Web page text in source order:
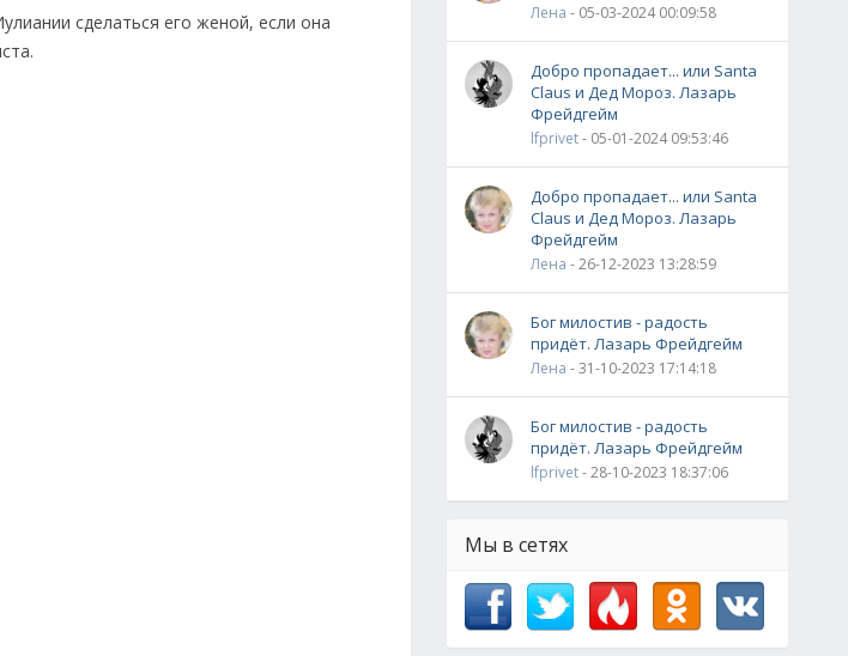
сделаться его женой, если она
Лена - 05-03-2024 00:09:58
Добро пропадает... или Santa
Claus и Дед Мороз. Лазарь
Фрейдгейм
lfprivet- 05-01-2024 09:53:46
Добро пропадает... или Santa
Claus и Дед Мороз. Лазарь
Фрейдгейм
Лена - 26-12-2023 13:28:59
Бог милостив - радость
придёт. Лазарь Фрейдгейм
Лена - 31-10-2023 17:14:18
Бог милостив - радость
придёт. Лазарь Фрейдгейм
lfprivet- 28-10-2023 18:37:06
Мы в сетях